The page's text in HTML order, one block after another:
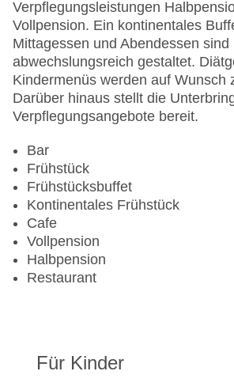
Gesamtanzahl der Zimmer: 220
Pools:Kinderbecken, Outdoor
Zahlungsarten: American
Visa
Landeskategorie: 5 Sterne
Verpflegungsleistungen
Vollpension. Ein kontinentales
Mittagessen und Abendessen sind
abwechslungsreich gestaltet.
Kindermenüs werden auf Wunsch
Darüber hinaus stellt die
Verpflegungsangebote bereit.
Bar
Frühstück
Frühstücksbuffet
Kontinentales Frühstück
Cafe
Vollpension
Halbpension
Restaurant
Für Kinder